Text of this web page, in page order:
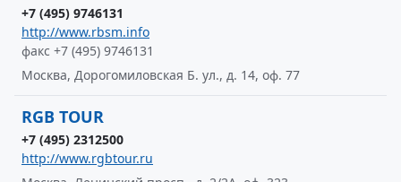
+7 (495) 9746131
http://www.rbsm.info
факс +7 (495) 9746131
Москва, Дорогомиловская Б. ул., д. 14, оф. 77
RGB TOUR
+7 (495) 2312500
http://www.rgbtour.ru